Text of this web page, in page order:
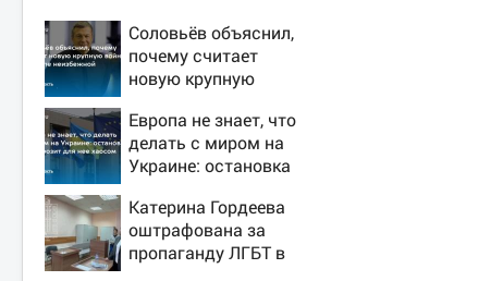
Соловьёв объяснил,
почему считает
новую крупную
неизбежной
Европа не знает, что
делать с миром на
Украине: остановка
хаосом
Катерина Гордеева
оштрафована за
пропаганду ЛГБТ в